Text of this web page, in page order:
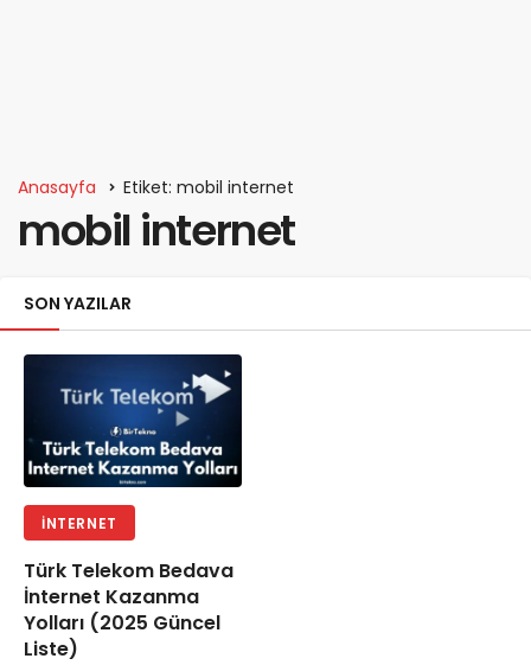
Anasayfa Etiket: mobil internet
mobil internet
SON YAZILAR
İNTERNET
Türk Telekom Bedava
İnternet Kazanma
Yolları (2025 Güncel
Liste)